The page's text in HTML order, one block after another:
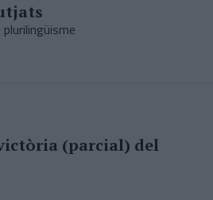
(parcial) del